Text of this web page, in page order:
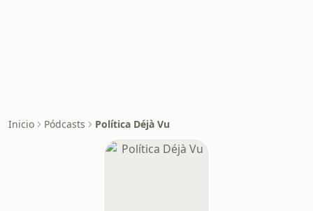
Inicio Pódcasts Política Déjà Vu